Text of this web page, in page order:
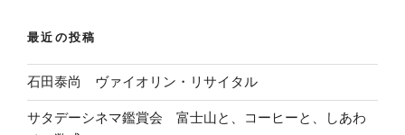
最近の投稿
石田泰尚 ヴァイオリン・リサイタル
サタデーシネマ鑑賞会 富士山と、コーヒーと、しあわ